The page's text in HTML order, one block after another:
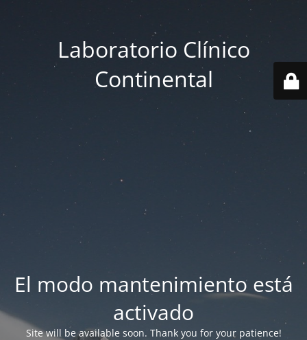
Laboratorio Clínico
Continental
El modo mantenimiento está
activado
Site will be available soon. Thank you for your patience!